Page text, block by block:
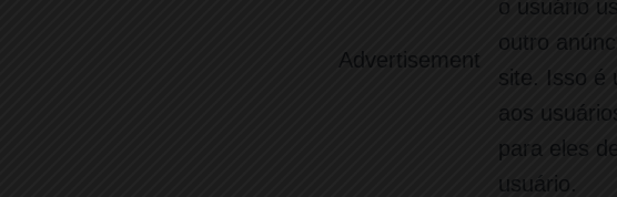
Advertisement
o usuário
outro
site. Isso é
aos
para eles
usuário.